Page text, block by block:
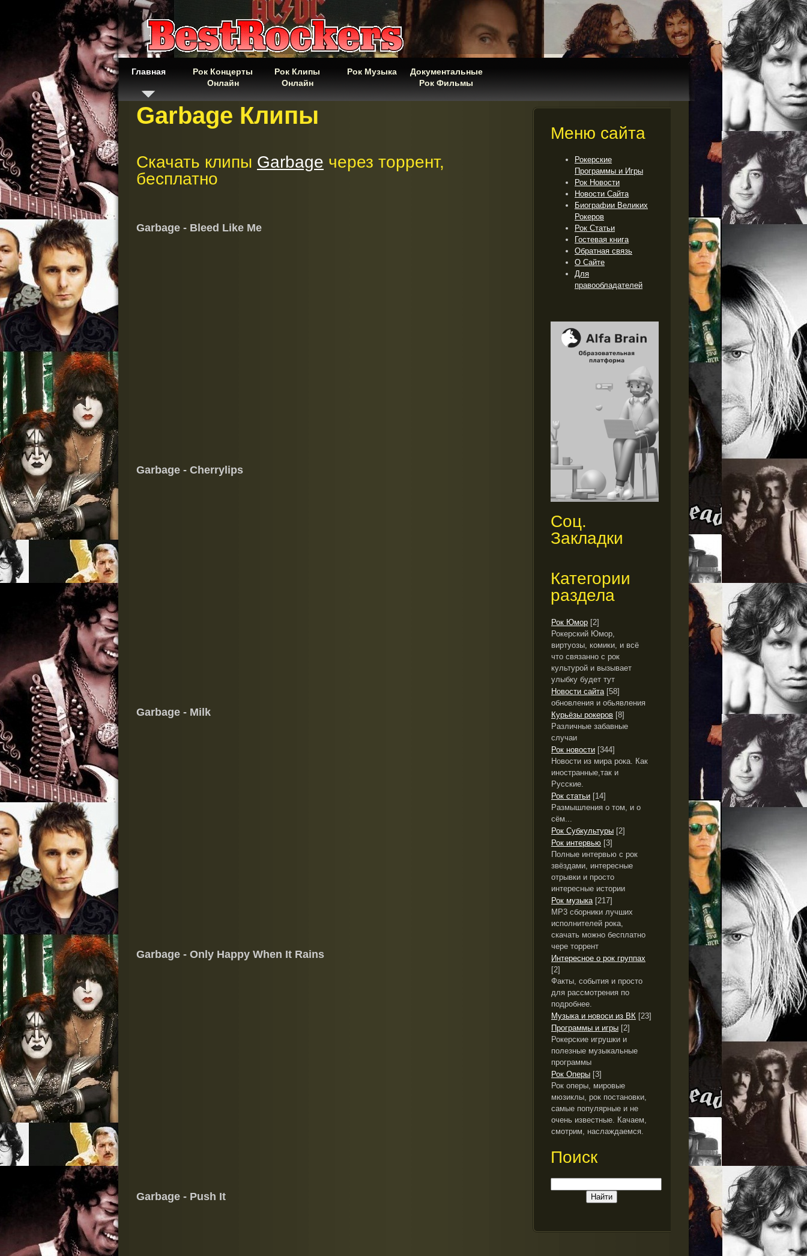
Главная
Рок Концерты
Онлайн
Рок Клипы
Онлайн
Рок Музыка
Документальные
Рок Фильмы
Garbage Клипы
Скачать клипы Garbage через торрент,
бесплатно
Garbage - Bleed Like Me
Garbage - Cherrylips
Garbage - Milk
Garbage - Only Happy When It Rains
Garbage - Push It
Меню сайта
Рокерские
Программы и Игры
Рок Новости
Новости Сайта
Биографии Великих
Рокеров
Рок Cтатьи
Гостевая книга
Обратная связь
О Сайте
Для
правообладателей
Соц.
Закладки
Категории
раздела
Рок Юмор [2]
Рокерский Юмор,
виртуозы, комики, и всё
что связанно с рок
культурой и вызывает
улыбку будет тут
Новости сайта [58]
обновления и обьявления
Курьёзы рокеров [8]
Различные забавные
случаи
Рок новости [344]
Новости из мира рока. Как
иностранные,так и
Русские.
Рок статьи [14]
Размышления о том, и о
сём...
Рок Субкультуры [2]
Рок интервью [3]
Полные интервью с рок
звёздами, интересные
отрывки и просто
интересные истории
Рок музыка [217]
MP3 сборники лучших
исполнителей рока,
скачать можно бесплатно
чере торрент
Интересное о рок группах
[2]
Факты, события и просто
для рассмотрения по
подробнее.
Музыка и новоси из ВК [23]
Программы и игры [2]
Рокерские игрушки и
полезные музыкальные
программы
Рок Оперы [3]
Рок оперы, мировые
мюзиклы, рок постановки,
самые популярные и не
очень известные. Качаем,
смотрим, наслаждаемся.
Поиск